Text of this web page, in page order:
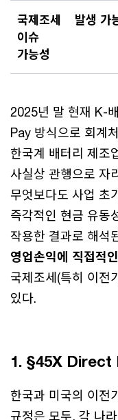
국제조세
이슈
가능성
발생 가
2025년 말 현재 K-
Pay 방식으로 회계
한국계 배터리 제조
사실상 관행으로 자
무엇보다도 사업 초
즉각적인 현금 유동
작용한 결과로 해석
영업손익에 직접적
국제조세(특히 이전
있다.
1. §45X Direct
한국과 미국의 이전
규정은 모두, 각 나